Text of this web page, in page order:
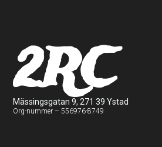
2RC
Mässingsgatan 9, 271 39 Ystad
Org-nummer – 556976-8749